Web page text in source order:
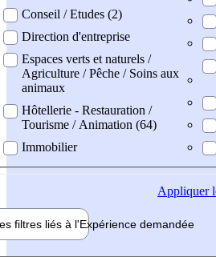
Conseil / Etudes (2)
Direction d'entreprise
Espaces verts et naturels /
Agriculture / Pêche / Soins aux
animaux
Hôtellerie - Restauration /
Tourisme / Animation (64)
Immobilier
Appliquer
filtres liés à l'Expérience demandée